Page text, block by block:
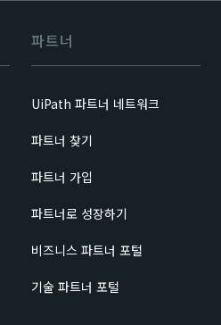
파트너
UiPath 파트너 네트워크
파트너 찾기
파트너 가입
파트너로 성장하기
비즈니스 파트너 포털
기술 파트너 포털